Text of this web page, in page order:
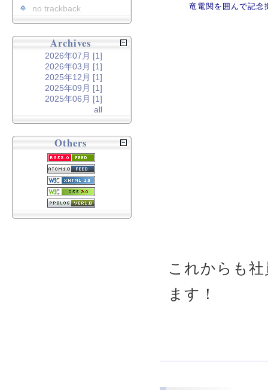
竜電関を囲んで記念
これからも
ます！
no trackback
Archives
2026年07月 [1]
2026年03月 [1]
2025年12月 [1]
2025年09月 [1]
2025年06月 [1]
all
Others